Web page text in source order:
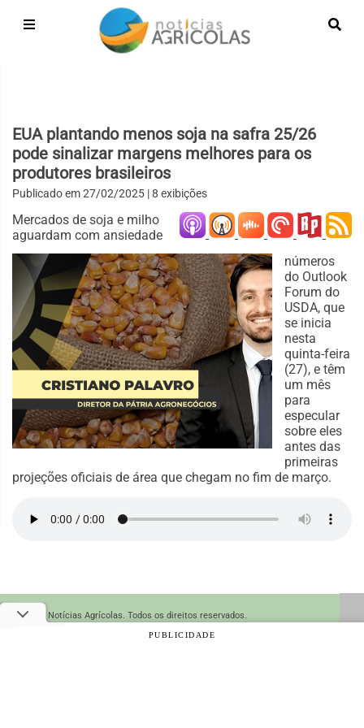
EUA plantando menos soja na safra 25/26
pode sinalizar margens melhores para os
produtores brasileiros
Publicado em27/02/2025 | 8 exibições
Mercados de soja e milho
aguardam com ansiedade
números
do Outlook
Forum do
USDA, que
se inicia
nesta
quinta-feira
(27), e têm
um mês
para
especular
sobre eles
antes das
primeiras
projeções oficiais de área que chegam no fim de março.
© 2026 Notícias Agrícolas. Todos os direitos reservados.
PUBLICIDADE